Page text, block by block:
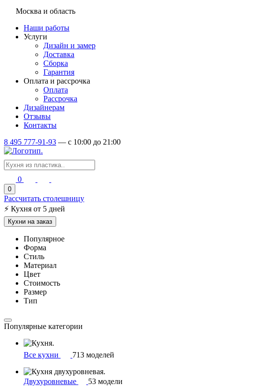
Москва и область
Наши работы
Услуги
Дизайн и замер
Доставка
Сборка
Гарантия
Оплата и рассрочка
Оплата
Рассрочка
Дизайнерам
Отзывы
Контакты
8 495 777-91-93 — c 10:00 до 21:00
0
0
Рассчитать столешницу
⚡ Кухня от 5 дней
Кухни на заказ
Популярное
Форма
Стиль
Материал
Цвет
Стоимость
Размер
Тип
Популярные категории
Все кухни 713 моделей
Двухуровневые 53 модели